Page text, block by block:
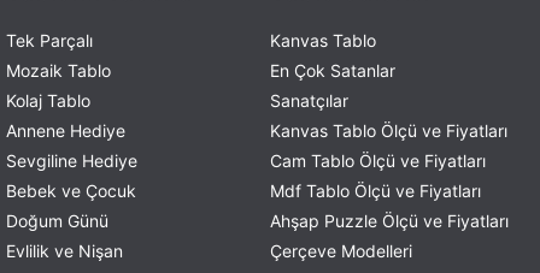
Tek Parçalı
Mozaik Tablo
Kolaj Tablo
Annene Hediye
Sevgiline Hediye
Bebek ve Çocuk
Doğum Günü
Evlilik ve Nişan
Kanvas Tablo
En Çok Satanlar
Sanatçılar
Kanvas Tablo Ölçü ve Fiyatları
Cam Tablo Ölçü ve Fiyatları
Mdf Tablo Ölçü ve Fiyatları
Ahşap Puzzle Ölçü ve Fiyatları
Çerçeve Modelleri